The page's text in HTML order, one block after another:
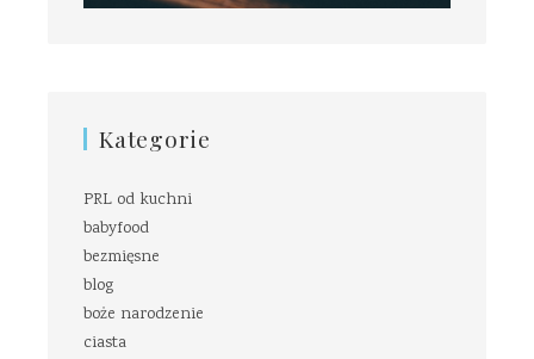
Kategorie
PRL od kuchni
babyfood
bezmięsne
blog
boże narodzenie
ciasta